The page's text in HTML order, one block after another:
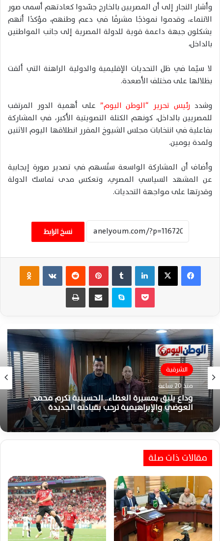
وأشار النجار إلى أن المصريين بالخارج جسّدوا كعادتهم أسمى صور
الانتماء، وقدموا نموذجًا مشرفًا في دعم وطنهم، مؤكدًا أنهم
يشكلون جبهة داعمة قوية للدولة المصرية إلى جانب المواطنين
بالداخل،
لا سيّما في ظل التحديات الإقليمية والدولية الراهنة التي ألقت
بظلالها على مختلف الأصعدة.
وشدد رئيس تحرير “الوطن اليوم” على أهمية الدور المرتقب
للمصريين بالداخل، كونهم الكتلة التصويتية الأكبر، في المشاركة
بفاعلية في انتخابات مجلس الشيوخ المقرر انطلاقها اليوم الاثنين
ولمدة يومين.
وأضاف أن المشاركة الواسعة ستُسهم في تصدير صورة إيجابية
عن المشهد السياسي المصري، وتعكس مدى تماسك الدولة
وقدرتها على مواجهة التحديات.
نسخ الرابط
فيسبوك ‫X لينكدإن بينتيريست ‏VKontakte
سكايب مشاركة عبر البريد طباعة
الشرقية
منذ 20 ساعة
وداع يليق بمسيرة العطاء.. الحسينية تكرم محمد
العوضي والإبراهيمية ترحب بقيادته الجديدة
مقالات ذات صلة